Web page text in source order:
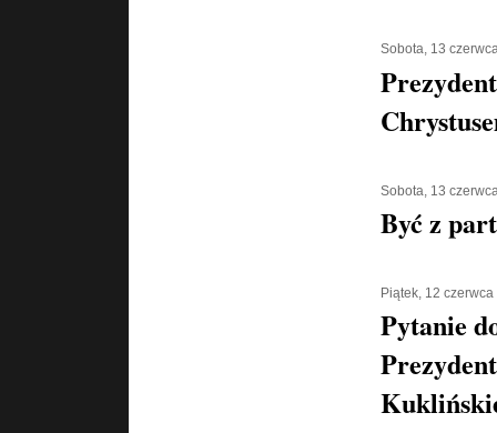
Sobota, 13
Sobota, 13
Być z
Piątek, 12
Pytanie